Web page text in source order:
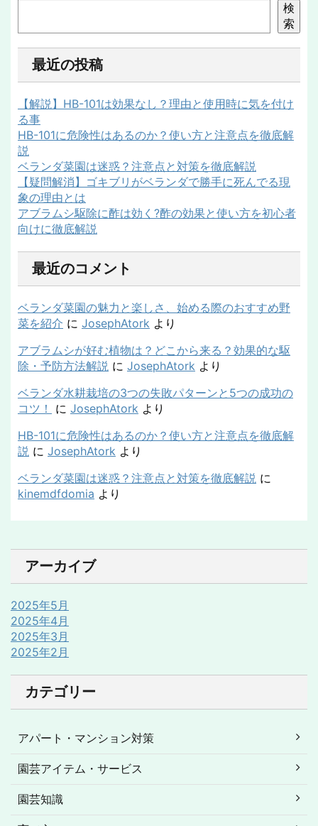
検
索
最近の投稿
【解説】HB-101は効果なし？理由と使用時に気を付け
る事
HB-101に危険性はあるのか？使い方と注意点を徹底解
説
ベランダ菜園は迷惑？注意点と対策を徹底解説
【疑問解消】ゴキブリがベランダで勝手に死んでる現
象の理由とは
アブラムシ駆除に酢は効く?酢の効果と使い方を初心者
向けに徹底解説
最近のコメント
ベランダ菜園の魅力と楽しさ、始める際のおすすめ野
菜を紹介 に JosephAtork より
アブラムシが好む植物は？どこから来る？効果的な駆
除・予防方法解説 に JosephAtork より
ベランダ水耕栽培の3つの失敗パターンと5つの成功の
コツ！
に JosephAtork より
HB-101に危険性はあるのか？使い方と注意点を徹底解
説 に JosephAtork より
ベランダ菜園は迷惑？注意点と対策を徹底解説 に
kinemdfdomia より
アーカイブ
2025年5月
2025年4月
2025年3月
2025年2月
カテゴリー
アパート・マンション対策
園芸アイテム・サービス
園芸知識